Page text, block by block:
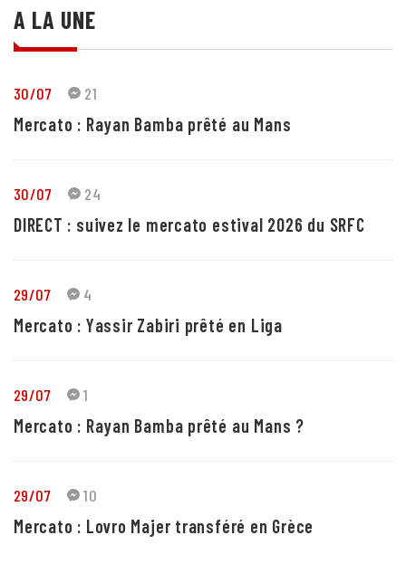
A LA UNE
30/07 21
Mercato : Rayan Bamba prêté au Mans
30/07 24
DIRECT : suivez le mercato estival 2026 du SRFC
29/07 4
Mercato : Yassir Zabiri prêté en Liga
29/07 1
Mercato : Rayan Bamba prêté au Mans ?
29/07 10
Mercato : Lovro Majer transféré en Grèce